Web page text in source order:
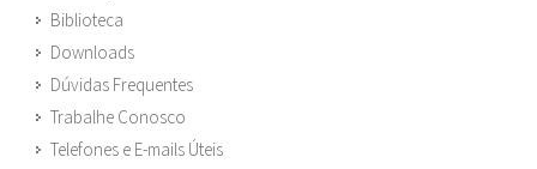
Biblioteca
Downloads
Dúvidas Frequentes
Trabalhe Conosco
Telefones e E-mails Úteis